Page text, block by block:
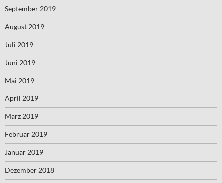
September 2019
August 2019
Juli 2019
Juni 2019
Mai 2019
April 2019
März 2019
Februar 2019
Januar 2019
Dezember 2018